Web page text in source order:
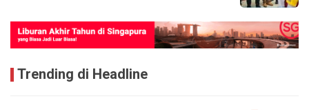
Trending di Headline